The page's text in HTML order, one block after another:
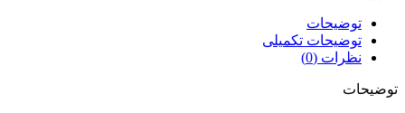
توضیحات
توضیحات تکمیلی
نظرات (0)
توضیحات